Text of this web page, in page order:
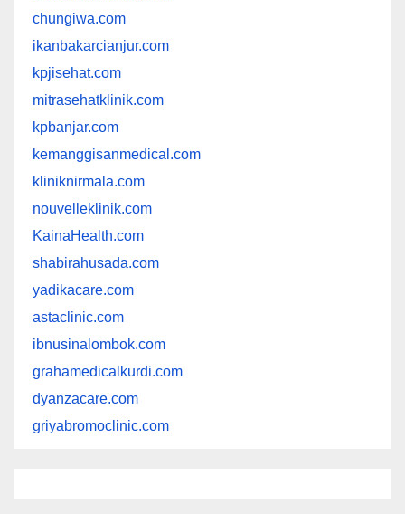
chungiwa.com
ikanbakarcianjur.com
kpjisehat.com
mitrasehatklinik.com
kpbanjar.com
kemanggisanmedical.com
kliniknirmala.com
nouvelleklinik.com
KainaHealth.com
shabirahusada.com
yadikacare.com
astaclinic.com
ibnusinalombok.com
grahamedicalkurdi.com
dyanzacare.com
griyabromoclinic.com